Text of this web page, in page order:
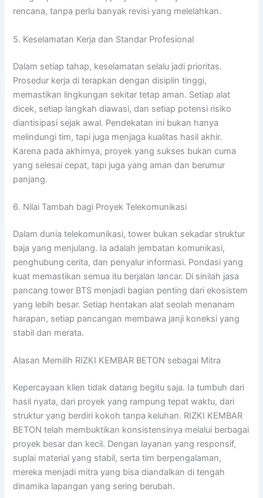
rencana, tanpa perlu banyak revisi yang melelahkan.
5. Keselamatan Kerja dan Standar Profesional
Dalam setiap tahap, keselamatan selalu jadi prioritas.
Prosedur kerja di terapkan dengan disiplin tinggi,
memastikan lingkungan sekitar tetap aman. Setiap alat
dicek, setiap langkah diawasi, dan setiap potensi risiko
diantisipasi sejak awal. Pendekatan ini bukan hanya
melindungi tim, tapi juga menjaga kualitas hasil akhir.
Karena pada akhirnya, proyek yang sukses bukan cuma
yang selesai cepat, tapi juga yang aman dan berumur
panjang.
6. Nilai Tambah bagi Proyek Telekomunikasi
Dalam dunia telekomunikasi, tower bukan sekadar struktur
baja yang menjulang. Ia adalah jembatan komunikasi,
penghubung cerita, dan penyalur informasi. Pondasi yang
kuat memastikan semua itu berjalan lancar. Di sinilah jasa
pancang tower BTS menjadi bagian penting dari ekosistem
yang lebih besar. Setiap hentakan alat seolah menanam
harapan, setiap pancangan membawa janji koneksi yang
stabil dan merata.
Alasan Memilih RIZKI KEMBAR BETON sebagai Mitra
Kepercayaan klien tidak datang begitu saja. Ia tumbuh dari
hasil nyata, dari proyek yang rampung tepat waktu, dari
struktur yang berdiri kokoh tanpa keluhan. RIZKI KEMBAR
BETON telah membuktikan konsistensinya melalui berbagai
proyek besar dan kecil. Dengan layanan yang responsif,
suplai material yang stabil, serta tim berpengalaman,
mereka menjadi mitra yang bisa diandalkan di tengah
dinamika lapangan yang sering berubah.